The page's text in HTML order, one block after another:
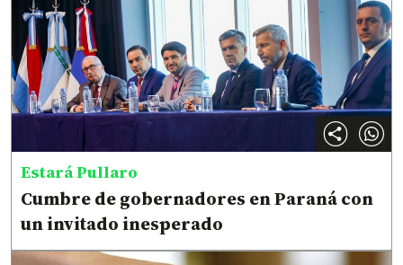
Estará Pullaro
Cumbre de gobernadores en Paraná con
un invitado inesperado